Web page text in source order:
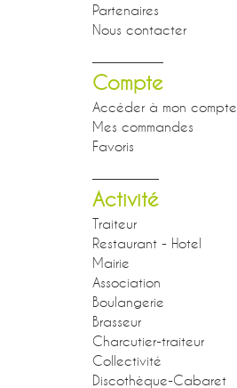
Partenaires
Nous contacter
Compte
Accéder à mon compte
Mes commandes
Favoris
Activité
Traiteur
Restaurant - Hotel
Mairie
Association
Boulangerie
Brasseur
Charcutier-traiteur
Collectivité
Discothèque-Cabaret